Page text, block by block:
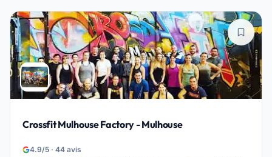
Crossfit Mulhouse Factory - Mulhouse
4.9/5 · 44 avis